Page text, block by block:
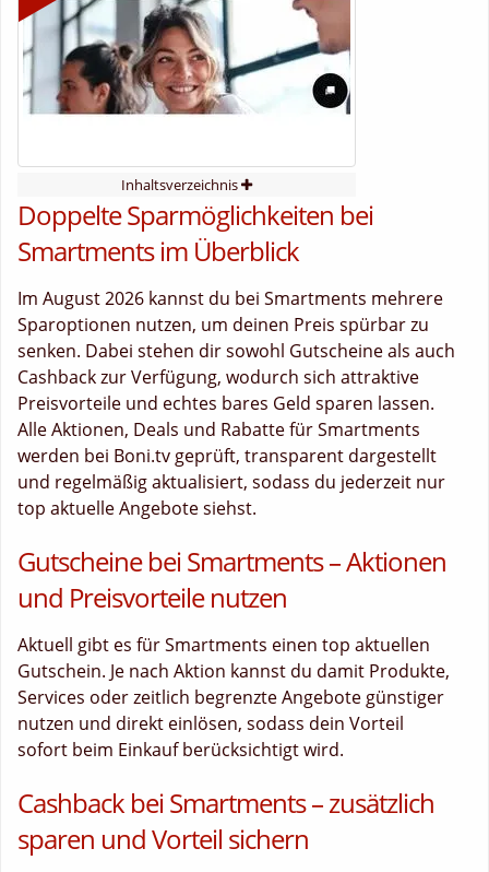
Inhaltsverzeichnis
Doppelte Sparmöglichkeiten bei
Smartments im Überblick
Im August 2026 kannst du bei Smartments mehrere
Sparoptionen nutzen, um deinen Preis spürbar zu
senken. Dabei stehen dir sowohl Gutscheine als auch
Cashback zur Verfügung, wodurch sich attraktive
Preisvorteile und echtes bares Geld sparen lassen.
Alle Aktionen, Deals und Rabatte für Smartments
werden bei Boni.tv geprüft, transparent dargestellt
und regelmäßig aktualisiert, sodass du jederzeit nur
top aktuelle Angebote siehst.
Gutscheine bei Smartments – Aktionen
und Preisvorteile nutzen
Aktuell gibt es für Smartments einen top aktuellen
Gutschein. Je nach Aktion kannst du damit Produkte,
Services oder zeitlich begrenzte Angebote günstiger
nutzen und direkt einlösen, sodass dein Vorteil
sofort beim Einkauf berücksichtigt wird.
Cashback bei Smartments – zusätzlich
sparen und Vorteil sichern